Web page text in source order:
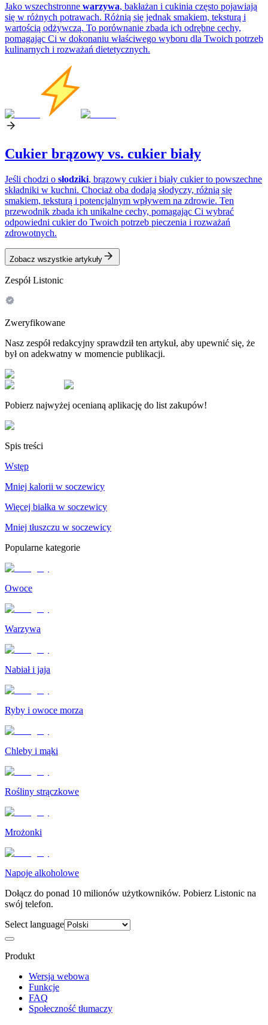
Jako wszechstronne warzywa, bakłażan i cukinia często pojawiają
się w różnych potrawach. Różnią się jednak smakiem, teksturą i
wartością odżywczą. To porównanie zbada ich odrębne cechy,
pomagając Ci w dokonaniu właściwego wyboru dla Twoich potrzeb
kulinarnych i rozważań dietetycznych.
Cukier brązowy vs. cukier biały
Jeśli chodzi o słodziki, brązowy cukier i biały cukier to powszechne
składniki w kuchni. Chociaż oba dodają słodyczy, różnią się
smakiem, teksturą i potencjalnym wpływem na zdrowie. Ten
przewodnik zbada ich unikalne cechy, pomagając Ci wybrać
odpowiedni cukier do Twoich potrzeb pieczenia i rozważań
zdrowotnych.
Zobacz wszystkie artykuły
Zespół Listonic
Zweryfikowane
Nasz zespół redakcyjny sprawdził ten artykuł, aby upewnić się, że
był on adekwatny w momencie publikacji.
Pobierz najwyżej ocenianą aplikację do list zakupów!
Spis treści
Wstęp
Mniej kalorii w soczewicy
Więcej białka w soczewicy
Mniej tłuszczu w soczewicy
Popularne kategorie
Owoce
Warzywa
Nabiał i jaja
Ryby i owoce morza
Chleby i mąki
Rośliny strączkowe
Mrożonki
Napoje alkoholowe
Dołącz do ponad 10 milionów użytkowników. Pobierz Listonic na
swój telefon.
Select language
Produkt
Wersja webowa
Funkcje
FAQ
Społeczność tłumaczy